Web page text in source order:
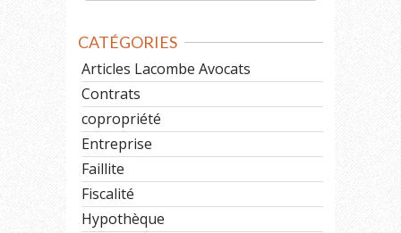
CATÉGORIES
Articles Lacombe Avocats
Contrats
copropriété
Entreprise
Faillite
Fiscalité
Hypothèque